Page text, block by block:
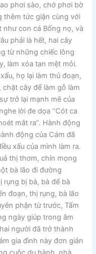
phơi sào, chớ phơi bờ
thêm tức giận cùng với
như con cá Bống nọ, và
phải là hết, hai cây
từ những chiếc lông
làm xóa tan mệt mỏi.
họ lại làm thủ đoạn,
cây để làm gỗ làm
trở lại mạnh mẽ của
lời đe dọa “Cót ca
mắt ra”. Hành động
động của Cám đã
xấu của mình làm ra.
thị thơm, chín mọng
bà lão đi đường
rụng bị bà, bà để bà
đoạn, thị rụng, bà lão
phận từ trước, Tấm
ngày giúp trong âm
người đã trở thành
gia đình này đơn giản